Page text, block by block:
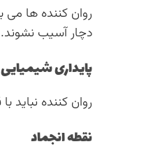
روان کننده ها
دچار آسیب نشوند.
پایداری شیمیایی
روان کننده
نقطه انجماد